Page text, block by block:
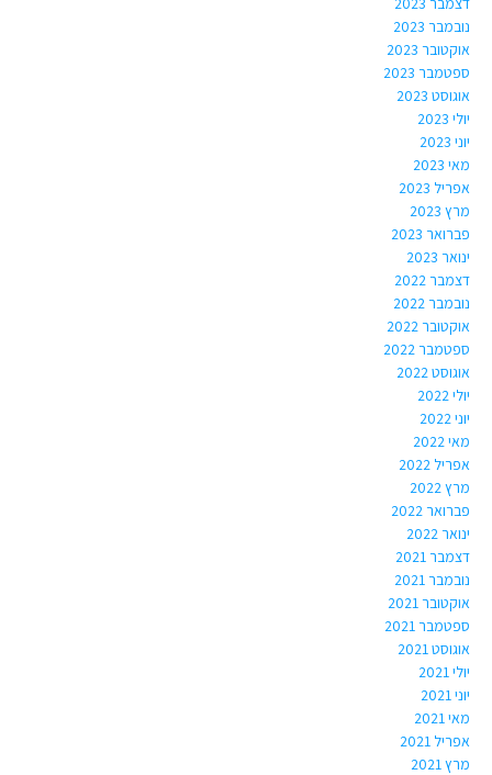
נובמבר 2023
אוקטובר 2023
ספטמבר 2023
אוגוסט 2023
יולי 2023
יוני 2023
מאי 2023
אפריל 2023
מרץ 2023
פברואר 2023
ינואר 2023
דצמבר 2022
נובמבר 2022
אוקטובר 2022
ספטמבר 2022
אוגוסט 2022
יולי 2022
יוני 2022
מאי 2022
אפריל 2022
מרץ 2022
פברואר 2022
ינואר 2022
דצמבר 2021
נובמבר 2021
אוקטובר 2021
ספטמבר 2021
אוגוסט 2021
יולי 2021
יוני 2021
מאי 2021
אפריל 2021
מרץ 2021